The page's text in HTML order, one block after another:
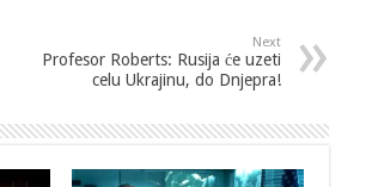
Next
Profesor Roberts: Rusija će uzeti
celu Ukrajinu, do Dnjepra!